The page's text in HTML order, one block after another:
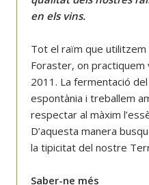
en els vins.
Tot el raïm que utilitzem
Foraster, on practiquem
2011. La fermentació
espontània i treballem
respectar al màxim
D’aquesta manera
la tipicitat del nostre
Saber-ne més